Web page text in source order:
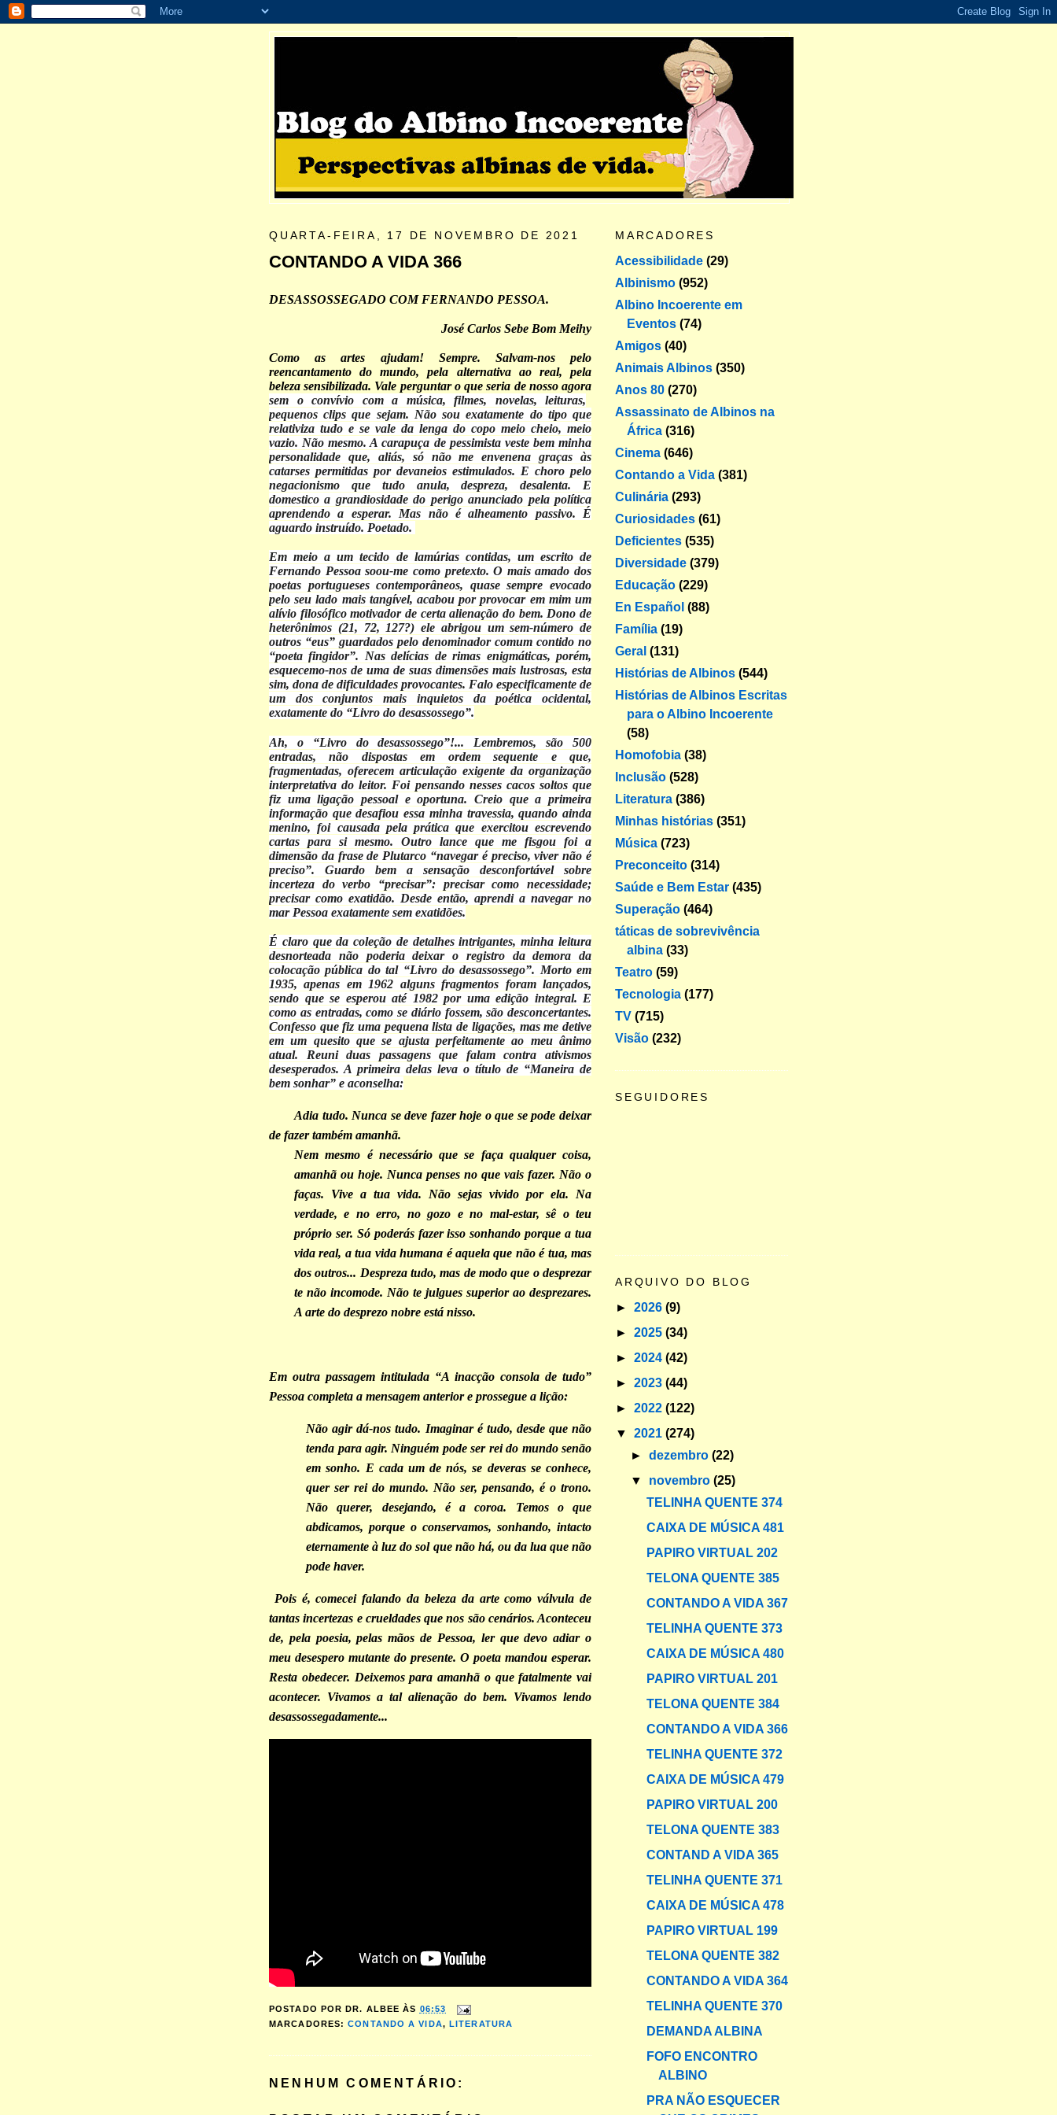
QUARTA-FEIRA, 17 DE NOVEMBRO DE 2021
CONTANDO A VIDA 366
DESASSOSSEGADO COM FERNANDO PESSOA.
José Carlos Sebe Bom Meihy
Como as artes ajudam! Sempre. Salvam-nos pelo
reencantamento do mundo, pela alternativa ao real, pela
beleza sensibilizada. Vale perguntar o que seria de nosso agora
sem o convívio com a música, filmes, novelas, leituras,
pequenos clips que sejam. Não sou exatamente do tipo que
relativiza tudo e se vale da lenga do copo meio cheio, meio
vazio. Não mesmo. A carapuça de pessimista veste bem minha
personalidade que, aliás, só não me envenena graças às
catarses permitidas por devaneios estimulados. E choro pelo
negacionismo que tudo anula, despreza, desalenta. E
domestico a grandiosidade do perigo anunciado pela política
aprendendo a esperar. Mas não é alheamento passivo. É
aguardo instruído. Poetado.
Em meio a um tecido de lamúrias contidas, um escrito de
Fernando Pessoa soou-me como pretexto. O mais amado dos
poetas portugueses contemporâneos, quase sempre evocado
pelo seu lado mais tangível, acabou por provocar em mim um
alívio filosófico motivador de certa alienação do bem. Dono de
heterônimos (21, 72, 127?) ele abrigou um sem-número de
outros “eus” guardados pelo denominador comum contido no
“poeta fingidor”. Nas delícias de rimas enigmáticas, porém,
esquecemo-nos de uma de suas dimensões mais lustrosas, esta
sim, dona de dificuldades provocantes. Falo especificamente de
um dos conjuntos mais inquietos da poética ocidental,
exatamente do “Livro do desassossego”.
Ah, o “Livro do desassossego”!... Lembremos, são 500
entradas, não dispostas em ordem sequente e que,
fragmentadas, oferecem articulação exigente da organização
interpretativa do leitor. Foi pensando nesses cacos soltos que
fiz uma ligação pessoal e oportuna. Creio que a primeira
informação que desafiou essa minha travessia, quando ainda
menino, foi causada pela prática que exercitou escrevendo
cartas para si mesmo. Outro lance que me fisgou foi a
dimensão da frase de Plutarco “navegar é preciso, viver não é
preciso”. Guardo bem a sensação desconfortável sobre
incerteza do verbo “precisar”: precisar como necessidade;
precisar como exatidão. Desde então, aprendi a navegar no
mar Pessoa exatamente sem exatidões.
É claro que da coleção de detalhes intrigantes, minha leitura
desnorteada não poderia deixar o registro da demora da
colocação pública do tal “Livro do desassossego”. Morto em
1935, apenas em 1962 alguns fragmentos foram lançados,
sendo que se esperou até 1982 por uma edição integral. E
como as entradas, como se diário fossem, são desconcertantes.
Confesso que fiz uma pequena lista de ligações, mas me detive
em um quesito que se ajusta perfeitamente ao meu ânimo
atual. Reuni duas passagens que falam contra ativismos
desesperados. A primeira delas leva o título de “Maneira de
bem sonhar” e aconselha:
Adia tudo. Nunca se deve fazer hoje o que se pode deixar
de fazer também amanhã.
Nem mesmo é necessário que se faça qualquer coisa,
amanhã ou hoje. Nunca penses no que vais fazer. Não o
faças. Vive a tua vida. Não sejas vivido por ela. Na
verdade, e no erro, no gozo e no mal-estar, sê o teu
próprio ser. Só poderás fazer isso sonhando porque a tua
vida real, a tua vida humana é aquela que não é tua, mas
dos outros... Despreza tudo, mas de modo que o desprezar
te não incomode. Não te julgues superior ao desprezares.
A arte do desprezo nobre está nisso.
Em outra passagem intitulada “A inacção consola de tudo”
Pessoa completa a mensagem anterior e prossegue a lição:
Não agir dá-nos tudo. Imaginar é tudo, desde que não
tenda para agir. Ninguém pode ser rei do mundo senão
em sonho. E cada um de nós, se deveras se conhece,
quer ser rei do mundo. Não ser, pensando, é o trono.
Não querer, desejando, é a coroa. Temos o que
abdicamos, porque o conservamos, sonhando, intacto
eternamente à luz do sol que não há, ou da lua que não
pode haver.
Pois é, comecei falando da beleza da arte como válvula de
tantas incertezas e crueldades que nos são cenários. Aconteceu
de, pela poesia, pelas mãos de Pessoa, ler que devo adiar o
meu desespero mutante do presente. O poeta mandou esperar.
Resta obedecer. Deixemos para amanhã o que fatalmente vai
acontecer. Vivamos a tal alienação do bem. Vivamos lendo
desassossegadamente...
POSTADO POR DR. ALBEE ÀS 06:53
MARCADORES:CONTANDO A VIDA,LITERATURA
NENHUM COMENTÁRIO:
MARCADORES
Acessibilidade (29)
Albinismo (952)
Albino Incoerente em
Eventos (74)
Amigos (40)
Animais Albinos (350)
Anos 80 (270)
Assassinato de Albinos na
África (316)
Cinema (646)
Contando a Vida (381)
Culinária (293)
Curiosidades (61)
Deficientes (535)
Diversidade (379)
Educação (229)
En Español (88)
Família (19)
Geral (131)
Histórias de Albinos (544)
Histórias de Albinos Escritas
para o Albino Incoerente
(58)
Homofobia (38)
Inclusão (528)
Literatura (386)
Minhas histórias (351)
Música (723)
Preconceito (314)
Saúde e Bem Estar (435)
Superação (464)
táticas de sobrevivência
albina (33)
Teatro (59)
Tecnologia (177)
TV (715)
Visão (232)
SEGUIDORES
ARQUIVO DO BLOG
► 2026 (9)
► 2025 (34)
► 2024 (42)
► 2023 (44)
► 2022 (122)
▼ 2021 (274)
►dezembro(22)
▼ novembro(25)
TELINHA QUENTE 374
CAIXA DE MÚSICA 481
PAPIRO VIRTUAL 202
TELONA QUENTE 385
CONTANDO A VIDA 367
TELINHA QUENTE 373
CAIXA DE MÚSICA 480
PAPIRO VIRTUAL 201
TELONA QUENTE 384
CONTANDO A VIDA 366
TELINHA QUENTE 372
CAIXA DE MÚSICA 479
PAPIRO VIRTUAL 200
TELONA QUENTE 383
CONTAND A VIDA 365
TELINHA QUENTE 371
CAIXA DE MÚSICA 478
PAPIRO VIRTUAL 199
TELONA QUENTE 382
CONTANDO A VIDA 364
TELINHA QUENTE 370
DEMANDA ALBINA
FOFO ENCONTRO
ALBINO
PRA NÃO ESQUECER